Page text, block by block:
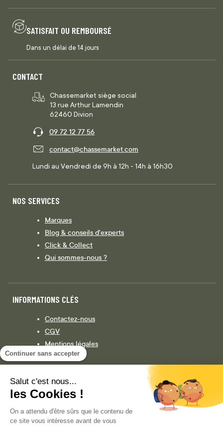
Continuer sans accepter
Salut c'est nous...
les Cookies !
On a attendu d'être sûrs que le contenu de
ce site vous intéresse avant de vous
SATISFAIT OU REMBOURSÉ
Dans un délai de 14 jours
CONTACT
Chassemarket siège social
13 rue Arthur Lamendin
62460 Divion
09 72 12 77 56
contact@chassemarket.com
Lundi au Vendredi de 9h à 12h - 14h à 16h30
NOS SERVICES
Marques
Blog & conseils d'experts
Click & Collect
Qui sommes-nous ?
INFORMATIONS CLÉS
Contactez-nous
CGV
Mentions légales
Législation
Facebook Instagram